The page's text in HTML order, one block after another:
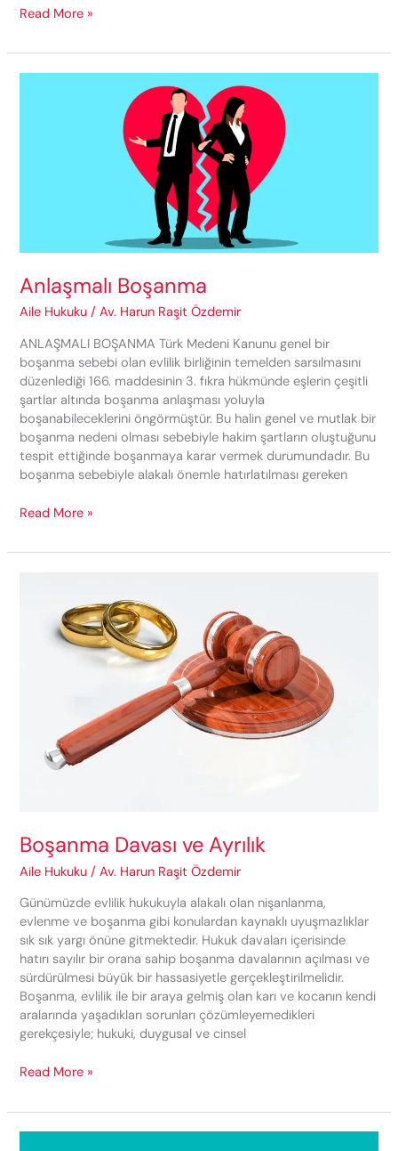
Boşanma
Nafaka
Read More »
Anlaşmalı Boşanma
Aile Hukuku /Av. Harun Raşit Özdemir
ANLAŞMALI BOŞANMA Türk Medeni Kanunu genel bir
boşanma sebebi olan evlilik birliğinin temelden sarsılmasını
düzenlediği 166. maddesinin 3. fıkra hükmünde eşlerin çeşitli
şartlar altında boşanma anlaşması yoluyla
boşanabileceklerini öngörmüştür. Bu halin genel ve mutlak bir
boşanma nedeni olması sebebiyle hakim şartların oluştuğunu
tespit ettiğinde boşanmaya karar vermek durumundadır. Bu
boşanma sebebiyle alakalı önemle hatırlatılması gereken
Anlaşmalı
Read More »
Boşanma Davası ve Ayrılık
Aile Hukuku /Av. Harun Raşit Özdemir
Günümüzde evlilik hukukuyla alakalı olan nişanlanma,
evlenme ve boşanma gibi konulardan kaynaklı uyuşmazlıklar
sık sık yargı önüne gitmektedir. Hukuk davaları içerisinde
hatırı sayılır bir orana sahip boşanma davalarının açılması ve
sürdürülmesi büyük bir hassasiyetle gerçekleştirilmelidir.
Boşanma, evlilik ile bir araya gelmiş olan karı ve kocanın kendi
aralarında yaşadıkları sorunları çözümleyemedikleri
gerekçesiyle; hukuki, duygusal ve cinsel
Boşanma
ve
Ayrılık
Read More »